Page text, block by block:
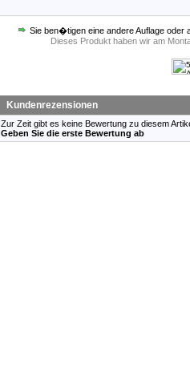
Sie ben�tigen eine andere Auflage
Dieses Produkt haben wir am
Kundenrezensionen
Zur Zeit gibt es keine Bewertung zu diesem
Geben Sie die erste Bewertung ab